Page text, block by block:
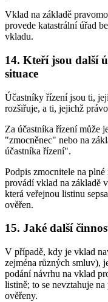
Vklad na základě
provede katastrální úřad
vkladu.
14. Kteří jsou další
situace
Účastníky řízení jsou ti,
rozšiřuje, a ti, jejichž
Za účastníka řízení může
"zmocněnec" nebo na
účastníka řízení".
Podpis zmocnitele na
provádí vklad na základě
která veřejnou listinu
ověřen.
15. Jaké další
V případě, kdy je vklad
zejména různých smluv),
podání návrhu na vklad
listině; to se nevztahuje
ověřeny.